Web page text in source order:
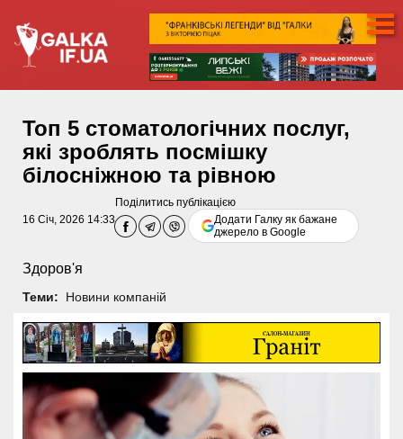
Топ 5 стоматологічних послуг,
які зроблять посмішку
білосніжною та рівною
16 Січ, 2026 14:33
Поділитись публікацією
Додати Галку як бажане
джерело в Google
Здоров'я
Теми: Новини компаній